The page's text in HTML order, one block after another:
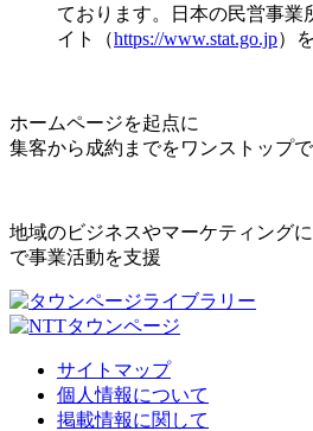
ております。日本の民営事業
イト（https://www.stat.go.jp）
ホームページを起点に
集客から成約までをワンストップ
地域のビジネスやマーケティング
で事業活動を支援
サイトマップ
個人情報について
掲載情報に関して